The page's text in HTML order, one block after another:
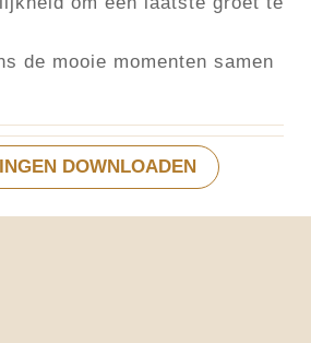
de mooie momenten samen
DOWNLOADEN